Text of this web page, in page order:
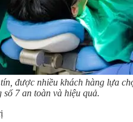
được nhiều khách hàng lựa
số 7an toàn và hiệu quả.